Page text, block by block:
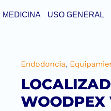
MEDICINA USO GENERAL
Endodoncia,
WOODPEX